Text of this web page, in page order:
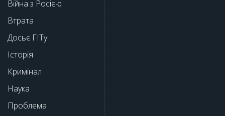
Війна з Росією
Втрата
Досьє ГІТу
Історія
Кримінал
Наука
Проблема